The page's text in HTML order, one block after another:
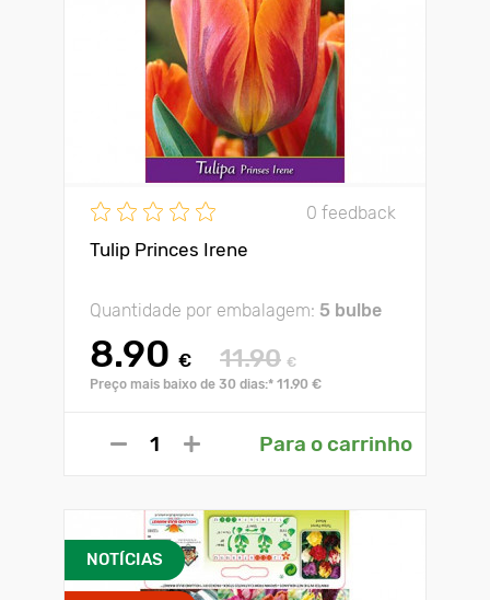
0 feedback
Tulip Princes Irene
Quantidade por embalagem: 5 bulbe
8.90 € 11.90 €
Preço mais baixo de 30 dias:* 11.90 €
Para o carrinho
NOTÍCIAS